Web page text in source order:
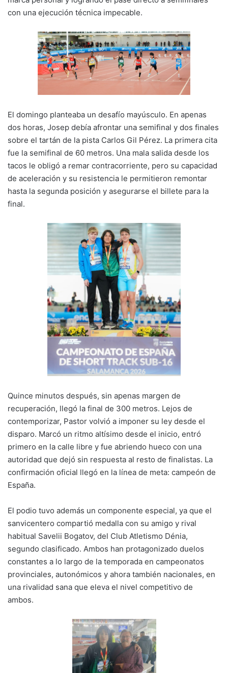
con una ejecución técnica impecable.
El domingo planteaba un desafío mayúsculo. En apenas
dos horas, Josep debía afrontar una semifinal y dos finales
sobre el tartán de la pista Carlos Gil Pérez. La primera cita
fue la semifinal de 60 metros. Una mala salida desde los
tacos le obligó a remar contracorriente, pero su capacidad
de aceleración y su resistencia le permitieron remontar
hasta la segunda posición y asegurarse el billete para la
final.
Quince minutos después, sin apenas margen de
recuperación, llegó la final de 300 metros. Lejos de
contemporizar, Pastor volvió a imponer su ley desde el
disparo. Marcó un ritmo altísimo desde el inicio, entró
primero en la calle libre y fue abriendo hueco con una
autoridad que dejó sin respuesta al resto de finalistas. La
confirmación oficial llegó en la línea de meta: campeón de
España.
El podio tuvo además un componente especial, ya que el
sanvicentero compartió medalla con su amigo y rival
habitual Savelii Bogatov, del Club Atletismo Dénia,
segundo clasificado. Ambos han protagonizado duelos
constantes a lo largo de la temporada en campeonatos
provinciales, autonómicos y ahora también nacionales, en
una rivalidad sana que eleva el nivel competitivo de
ambos.